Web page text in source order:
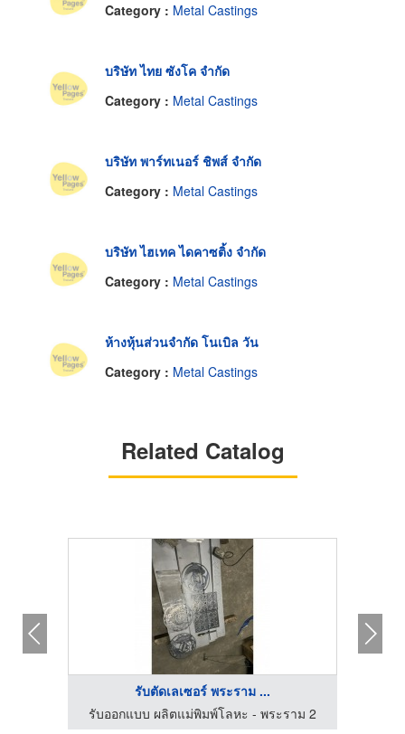
Category : Metal Castings
บริษัท ไทย ซังโค จำกัด
Category : Metal Castings
บริษัท พาร์ทเนอร์ ชิพส์ จำกัด
Category : Metal Castings
บริษัท ไฮเทค ไดคาซติ้ง จำกัด
Category : Metal Castings
ห้างหุ้นส่วนจำกัด โนเบิล วัน
Category : Metal Castings
Related Catalog
รับตัดเลเซอร์ พระราม ...
รับออกแบบ ผลิตแม่พิมพ์โลหะ - พระราม 2